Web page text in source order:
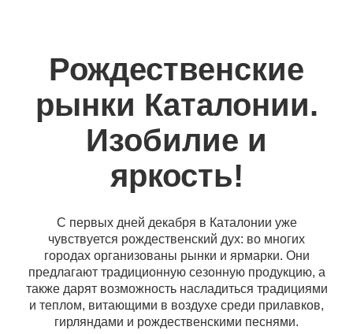
Рождественские
рынки Каталонии.
Изобилие и
яркость!
С первых дней декабря в Каталонии уже
чувствуется рождественский дух: во многих
городах организованы рынки и ярмарки. Они
предлагают традиционную сезонную продукцию, а
также дарят возможность насладиться традициями
и теплом, витающими в воздухе среди прилавков,
гирляндами и рождественскими песнями.